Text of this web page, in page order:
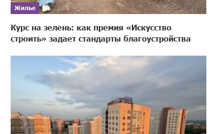
Жилье
Курс на зелень: как премия «Искусство
строить» задает стандарты благоустройства